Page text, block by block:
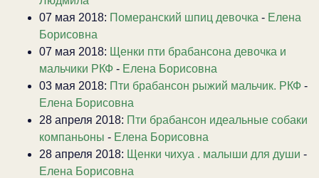
07 мая 2018: Померанский шпиц девочка - Елена
Борисовна
07 мая 2018: Щенки пти брабансона девочка и
мальчики РКФ - Елена Борисовна
03 мая 2018: Пти брабансон рыжий мальчик. РКФ -
Елена Борисовна
28 апреля 2018: Пти брабансон идеальные собаки
компаньоны - Елена Борисовна
28 апреля 2018: Щенки чихуа . малыши для души -
Елена Борисовна